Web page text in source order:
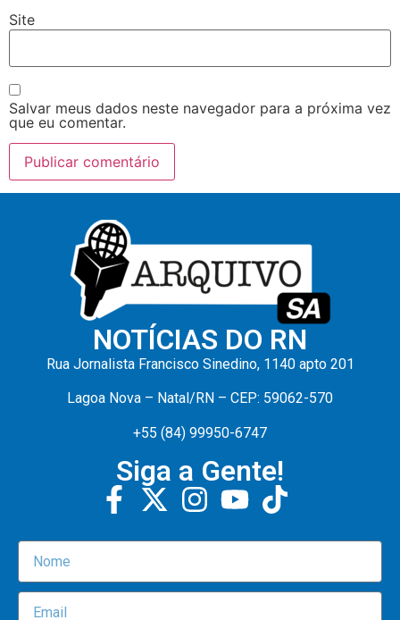
Site
Salvar meus dados neste navegador para a próxima vez
que eu comentar.
NOTÍCIAS DO RN
Rua Jornalista Francisco Sinedino, 1140 apto 201
Lagoa Nova – Natal/RN – CEP: 59062-570
+55 (84) 99950-6747
Siga a Gente!